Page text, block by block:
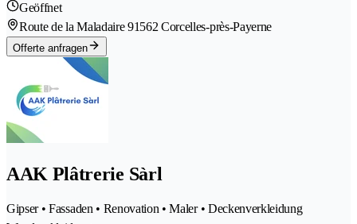
Geöffnet
Route de la Maladaire 91562 Corcelles-près-Payerne
Offerte anfragen
AAK Plâtrerie Sàrl
Gipser • Fassaden • Renovation • Maler • Deckenverkleidung